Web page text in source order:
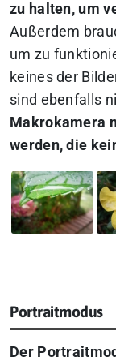
zu halten, um
Außerdem
um zu
keines der
sind ebenfalls
Makrokamera
werden, die
Portraitmodus
Der